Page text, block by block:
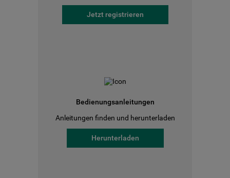
Jetzt registrieren
Bedienungsanleitungen
Anleitungen finden und herunterladen
Herunterladen